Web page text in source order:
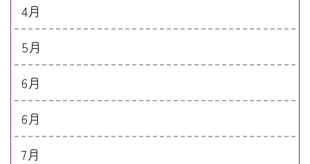
4月
5月
6月
6月
7月